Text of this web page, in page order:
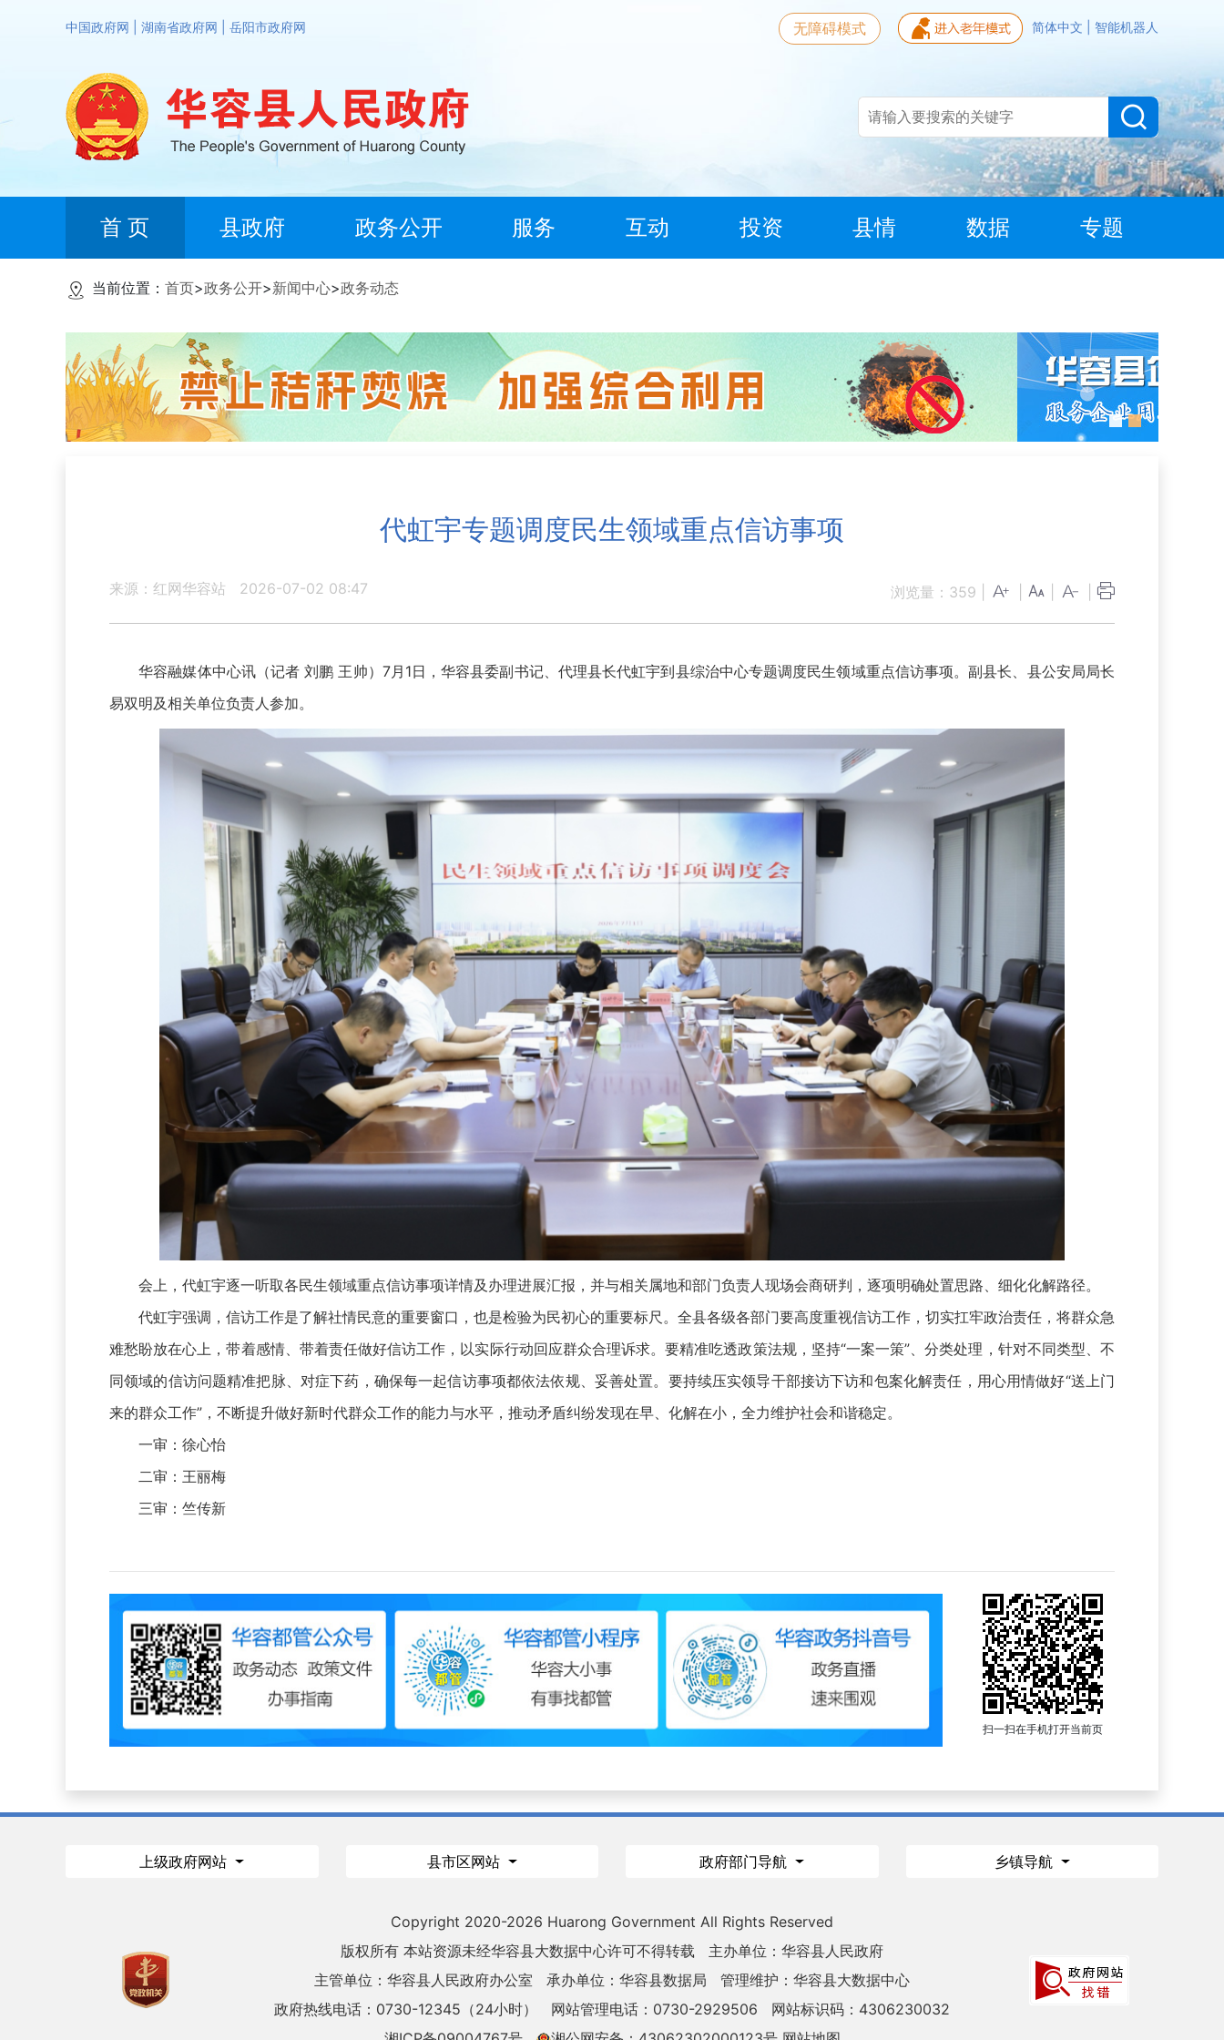
中国政府网 湖南省政府网 岳阳市政府网 简体中文 智能机器人
无障碍模式
首 页 县政府 政务公开 服务 互动 投资 县情 数据 专题
当前位置： 首页>政务公开>新闻中心>政务动态
代虹宇专题调度民生领域重点信访事项
来源：红网华容站 2026-07-02 08:47 浏览量： 359
华容融媒体中心讯（记者 刘鹏 王帅）7月1日，华容县委副书记、代理县长代虹宇到县综治中心专题调度民生领域重点信访事项。副县长、县公安局局长
易双明及相关单位负责人参加。
会上，代虹宇逐一听取各民生领域重点信访事项详情及办理进展汇报，并与相关属地和部门负责人现场会商研判，逐项明确处置思路、细化化解路径。
代虹宇强调，信访工作是了解社情民意的重要窗口，也是检验为民初心的重要标尺。全县各级各部门要高度重视信访工作，切实扛牢政治责任，将群众急
难愁盼放在心上，带着感情、带着责任做好信访工作，以实际行动回应群众合理诉求。要精准吃透政策法规，坚持“一案一策”、分类处理，针对不同类型、不
同领域的信访问题精准把脉、对症下药，确保每一起信访事项都依法依规、妥善处置。要持续压实领导干部接访下访和包案化解责任，用心用情做好“送上门
来的群众工作”，不断提升做好新时代群众工作的能力与水平，推动矛盾纠纷发现在早、化解在小，全力维护社会和谐稳定。
一审：徐心怡
二审：王丽梅
三审：竺传新
扫一扫在手机打开当前页
上级政府网站 县市区网站 政府部门导航 乡镇导航
Copyright 2020-2026 Huarong Government All Rights Reserved
版权所有 本站资源未经华容县大数据中心许可不得转载
主办单位：华容县人民政府
主管单位：华容县人民政府办公室
承办单位：华容县数据局
管理维护：华容县大数据中心
政府热线电话：0730-12345（24小时）
网站管理电话：0730-2929506
网站标识码：4306230032